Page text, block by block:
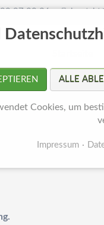
97 80 36
ALLE
Cookies, um
Impressum